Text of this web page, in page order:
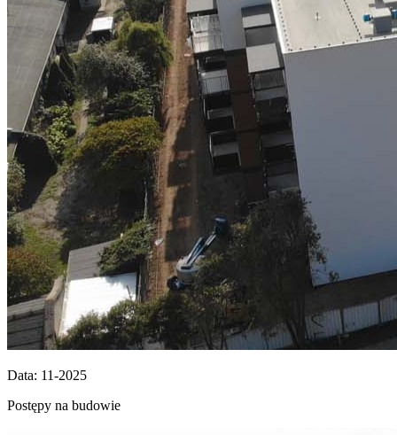
Data: 11-2025
Postępy na budowie